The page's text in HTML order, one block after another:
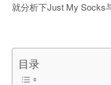
就分析下Just My Socks
目录